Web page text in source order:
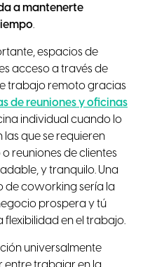
a mantenerte
.
espacios de
acceso a través de
trabajo remoto gracias
de reuniones y oficinas
individual cuando lo
las que se requieren
reuniones de clientes
y tranquilo. Una
de coworking sería la
prospera y tú
flexibilidad en el trabajo.
universalmente